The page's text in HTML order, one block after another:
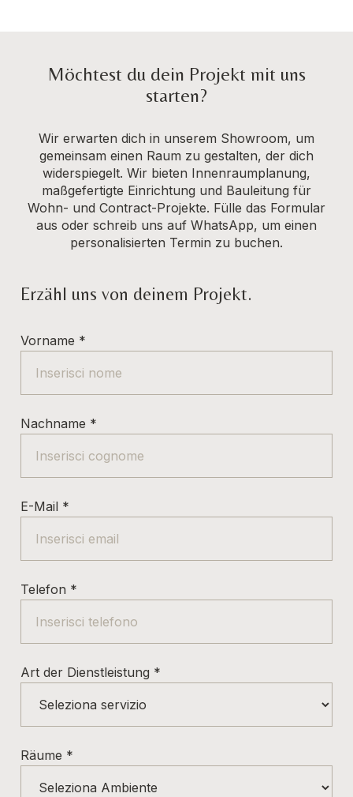
Möchtest du dein Projekt mit uns
starten?
Wir erwarten dich in unserem Showroom, um
gemeinsam einen Raum zu gestalten, der dich
widerspiegelt. Wir bieten Innenraumplanung,
maßgefertigte Einrichtung und Bauleitung für
Wohn- und Contract-Projekte. Fülle das Formular
aus oder schreib uns auf WhatsApp, um einen
personalisierten Termin zu buchen.
Erzähl uns von deinem Projekt.
Vorname *
Nachname *
E-Mail *
Telefon *
Art der Dienstleistung *
Räume *